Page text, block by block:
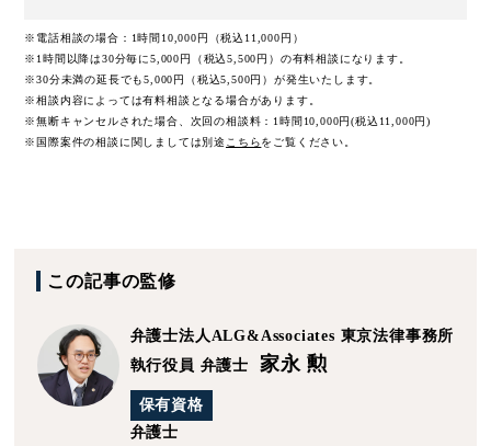
※電話相談の場合：1時間10,000円（税込11,000円）
※1時間以降は30分毎に5,000円（税込5,500円）の有料相談になります。
※30分未満の延長でも5,000円（税込5,500円）が発生いたします。
※相談内容によっては有料相談となる場合があります。
※無断キャンセルされた場合、次回の相談料：1時間10,000円(税込11,000円)
※国際案件の相談に関しましては別途 こちらをご覧ください。
この記事の監修
弁護士法人ALG&Associates 東京法律事務所
執行役員 弁護士
家永 勲
保有資格
弁護士